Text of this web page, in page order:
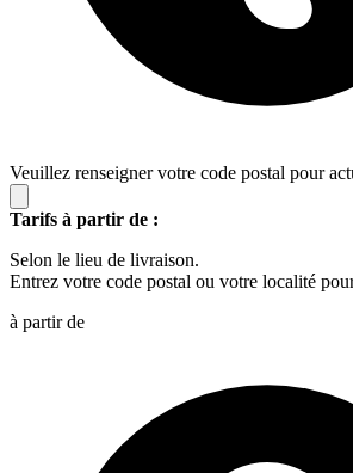
Veuillez renseigner votre code postal pour
Tarifs à partir de :
Selon le lieu de livraison.
Entrez votre code postal ou votre localité
à partir de